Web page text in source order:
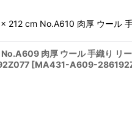
212 cm No.A610 肉厚 ウール
肉厚 ウール 手織り リ
[MA431-A609-